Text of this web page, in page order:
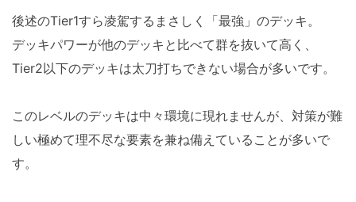
後述のTier1すら凌駕するまさしく「最強」のデッキ。
デッキパワーが他のデッキと比べて群を抜いて高く、
Tier2以下のデッキは太刀打ちできない場合が多いです。
このレベルのデッキは中々環境に現れませんが、対策が難
しい極めて理不尽な要素を兼ね備えていることが多いで
す。